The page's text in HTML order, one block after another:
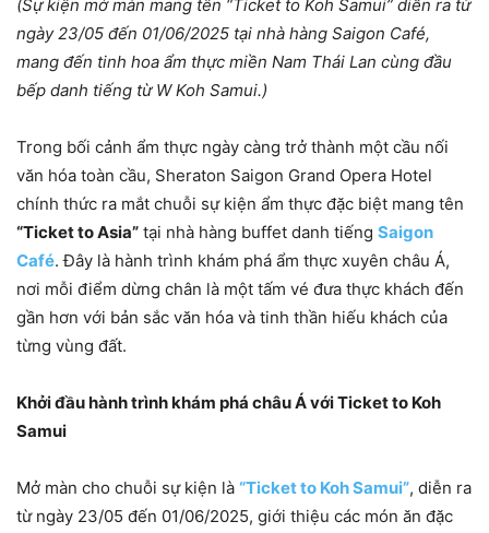
(Sự kiện mở màn mang tên “Ticket to Koh Samui” diễn ra từ
ngày 23/05 đến 01/06/2025 tại nhà hàng Saigon Café,
mang đến tinh hoa ẩm thực miền Nam Thái Lan cùng đầu
bếp danh tiếng từ W Koh Samui.)
Trong bối cảnh ẩm thực ngày càng trở thành một cầu nối
văn hóa toàn cầu, Sheraton Saigon Grand Opera Hotel
chính thức ra mắt chuỗi sự kiện ẩm thực đặc biệt mang tên
“Ticket to Asia” tại nhà hàng buffet danh tiếng Saigon
Café. Đây là hành trình khám phá ẩm thực xuyên châu Á,
nơi mỗi điểm dừng chân là một tấm vé đưa thực khách đến
gần hơn với bản sắc văn hóa và tinh thần hiếu khách của
từng vùng đất.
Khởi đầu hành trình khám phá châu Á với Ticket to Koh
Samui
Mở màn cho chuỗi sự kiện là “Ticket to Koh Samui”, diễn ra
từ ngày 23/05 đến 01/06/2025, giới thiệu các món ăn đặc